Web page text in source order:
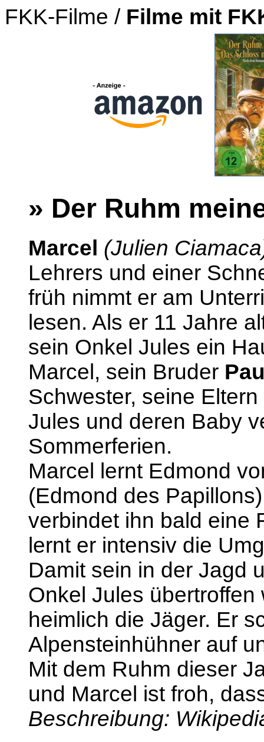
FKK-Filme / Filme mit
» Der Ruhm
Marcel (Julien
Lehrers und einer
früh nimmt er am
lesen. Als er 11 Jahre
sein Onkel Jules ein
Marcel, sein Bruder
Schwester, seine
Jules und deren Baby
Sommerferien.
Marcel lernt Edmond
(Edmond des
verbindet ihn bald eine
lernt er intensiv die
Damit sein in der Jagd
Onkel Jules
heimlich die Jäger. Er
Alpensteinhühner auf
Mit dem Ruhm dieser
und Marcel ist froh,
Beschreibung: